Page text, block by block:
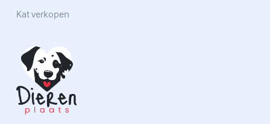
Kat verkopen